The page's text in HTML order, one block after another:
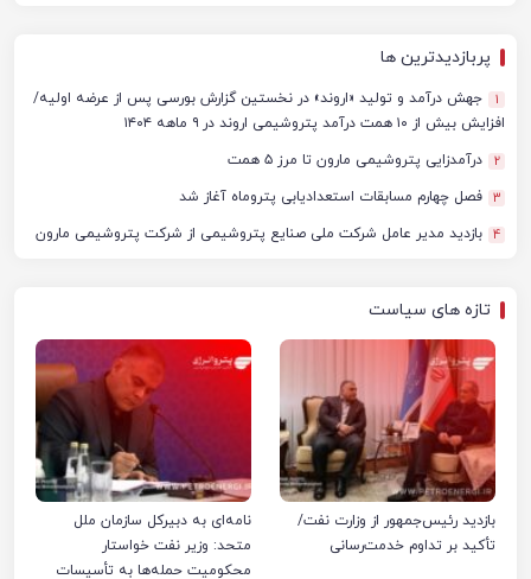
پربازدیدترین ها
1
جهش درآمد و تولید «اروند» در نخستین گزارش بورسی پس از عرضه اولیه/
افزایش بیش از ۱۰ همت درآمد پتروشیمی اروند در ۹ ماهه ۱۴۰۴
2 درآمدزایی پتروشیمی مارون تا مرز ۵ همت
3 فصل چهارم مسابقات استعدادیابی پتروماه آغاز شد
4 بازدید مدیر عامل شرکت ملی صنایع پتروشیمی از شرکت پتروشیمی مارون
تازه های سیاست
بازدید رئیس‌جمهور از وزارت نفت/
تأکید بر تداوم خدمت‌رسانی
نامه‌ای به دبیرکل سازمان ملل
متحد: وزیر نفت خواستار
محکومیت حمله‌ها به تأسیسات